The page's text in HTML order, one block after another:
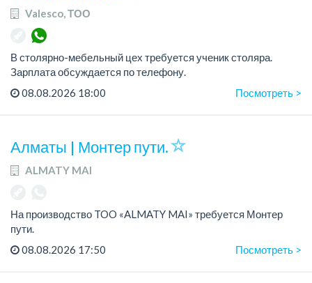
Valesco, ТОО
В столярно-мебельный цех требуется ученик столяра.
Зарплата обсуждается по телефону.
График работы: 5/2, с 08.00 до 18.00.
Требования: опыт работы не требуется; желание обучаться
08.08.2026 18:00 Посмотреть >
Алматы | Монтер пути.
ALMATY MAI
На производство TOO «ALMATY MAI» требуется Монтер
пути.
Зарплата: 322 000 тенге.
График работы: 5/2, с 08.00 до 17.00.
08.08.2026 17:50 Посмотреть >